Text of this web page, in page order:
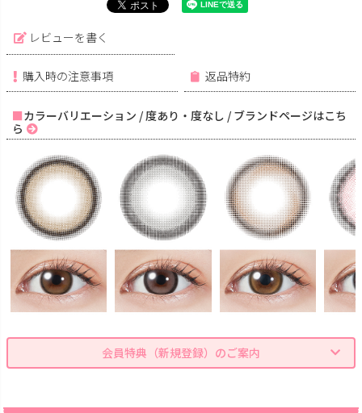
レビューを書く
購入時の注意事項 返品特約
カラーバリエーション / 度あり・度なし / ブランドページはこち
ら
会員特典（新規登録）のご案内